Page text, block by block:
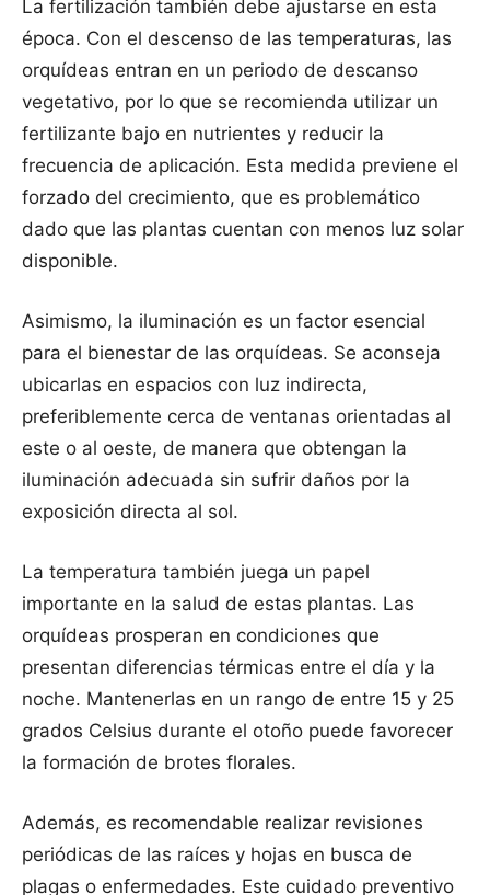
La fertilización también debe ajustarse en esta
época. Con el descenso de las temperaturas, las
orquídeas entran en un periodo de descanso
vegetativo, por lo que se recomienda utilizar un
fertilizante bajo en nutrientes y reducir la
frecuencia de aplicación. Esta medida previene el
forzado del crecimiento, que es problemático
dado que las plantas cuentan con menos luz solar
disponible.
Asimismo, la iluminación es un factor esencial
para el bienestar de las orquídeas. Se aconseja
ubicarlas en espacios con luz indirecta,
preferiblemente cerca de ventanas orientadas al
este o al oeste, de manera que obtengan la
iluminación adecuada sin sufrir daños por la
exposición directa al sol.
La temperatura también juega un papel
importante en la salud de estas plantas. Las
orquídeas prosperan en condiciones que
presentan diferencias térmicas entre el día y la
noche. Mantenerlas en un rango de entre 15 y 25
grados Celsius durante el otoño puede favorecer
la formación de brotes florales.
Además, es recomendable realizar revisiones
periódicas de las raíces y hojas en busca de
plagas o enfermedades. Este cuidado preventivo